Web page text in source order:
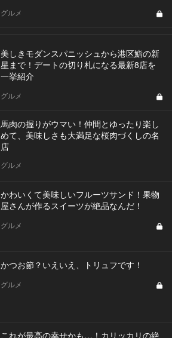
グルメ
美しきモダンスパニッシュから港区鮨の新
星まで！デートの切り札になる最新8店を
一挙紹介
グルメ
馬肉の握りがウマい！仲間とゆったり楽し
めて、美味しさも大満足な桜肉づくしの名
店
グルメ
かわいくて美味しいフルーツサンド！果物
屋さんが作るスイーツが絶品なんだ！
グルメ
かつお節？いえいえ、トリュフです！
グルメ
これが最高の幸せかも…！カリッカリの絶